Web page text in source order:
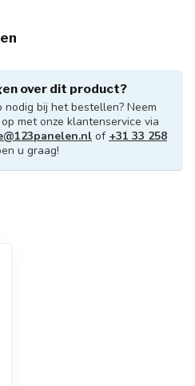
over dit product?
bij het bestellen? Neem
met onze klantenservice via
of +31 33 258
u graag!